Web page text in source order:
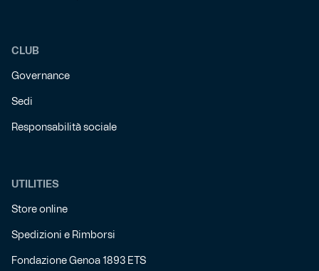
CLUB
Governance
Sedi
Responsabilità sociale
UTILITIES
Store online
Spedizioni e Rimborsi
Fondazione Genoa 1893 ETS